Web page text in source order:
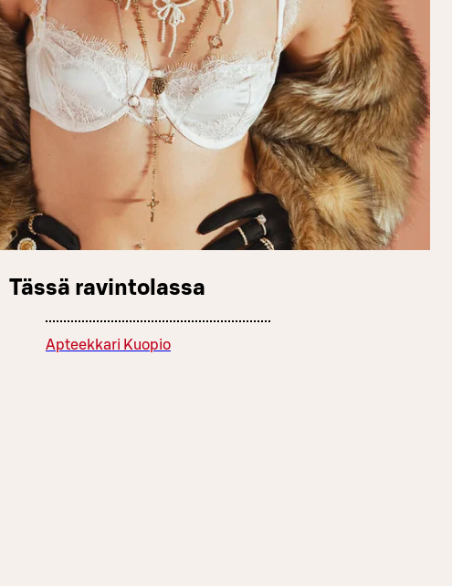
Tässä ravintolassa
Apteekkari Kuopio